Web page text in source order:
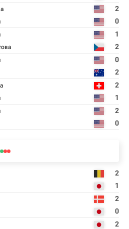
2
0
1
2
0
2
2
1
2
0
2
1
2
0
2